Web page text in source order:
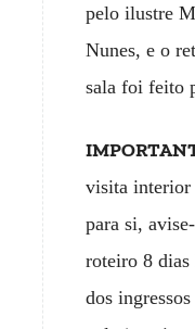
pelo ilustre
Nunes, e o
sala foi feito
visita interior
para si,
roteiro 8 dias
dos